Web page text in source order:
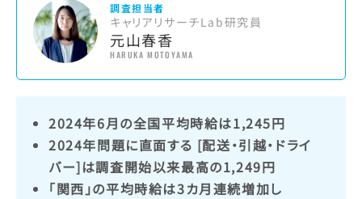
調査担当者
キャリアリサーチLab研究員
元山春香
HARUKA MOTOYAMA
2024年6月の全国平均時給は1,245円
2024年問題に直面する [配送・引越・ドライ
バー]は調査開始以来最高の1,249円
「関西」の平均時給は3カ月連続増加し